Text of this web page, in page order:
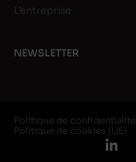
L’entreprise
NEWSLETTER
Politique de confidentialité
Politique de cookies (UE)